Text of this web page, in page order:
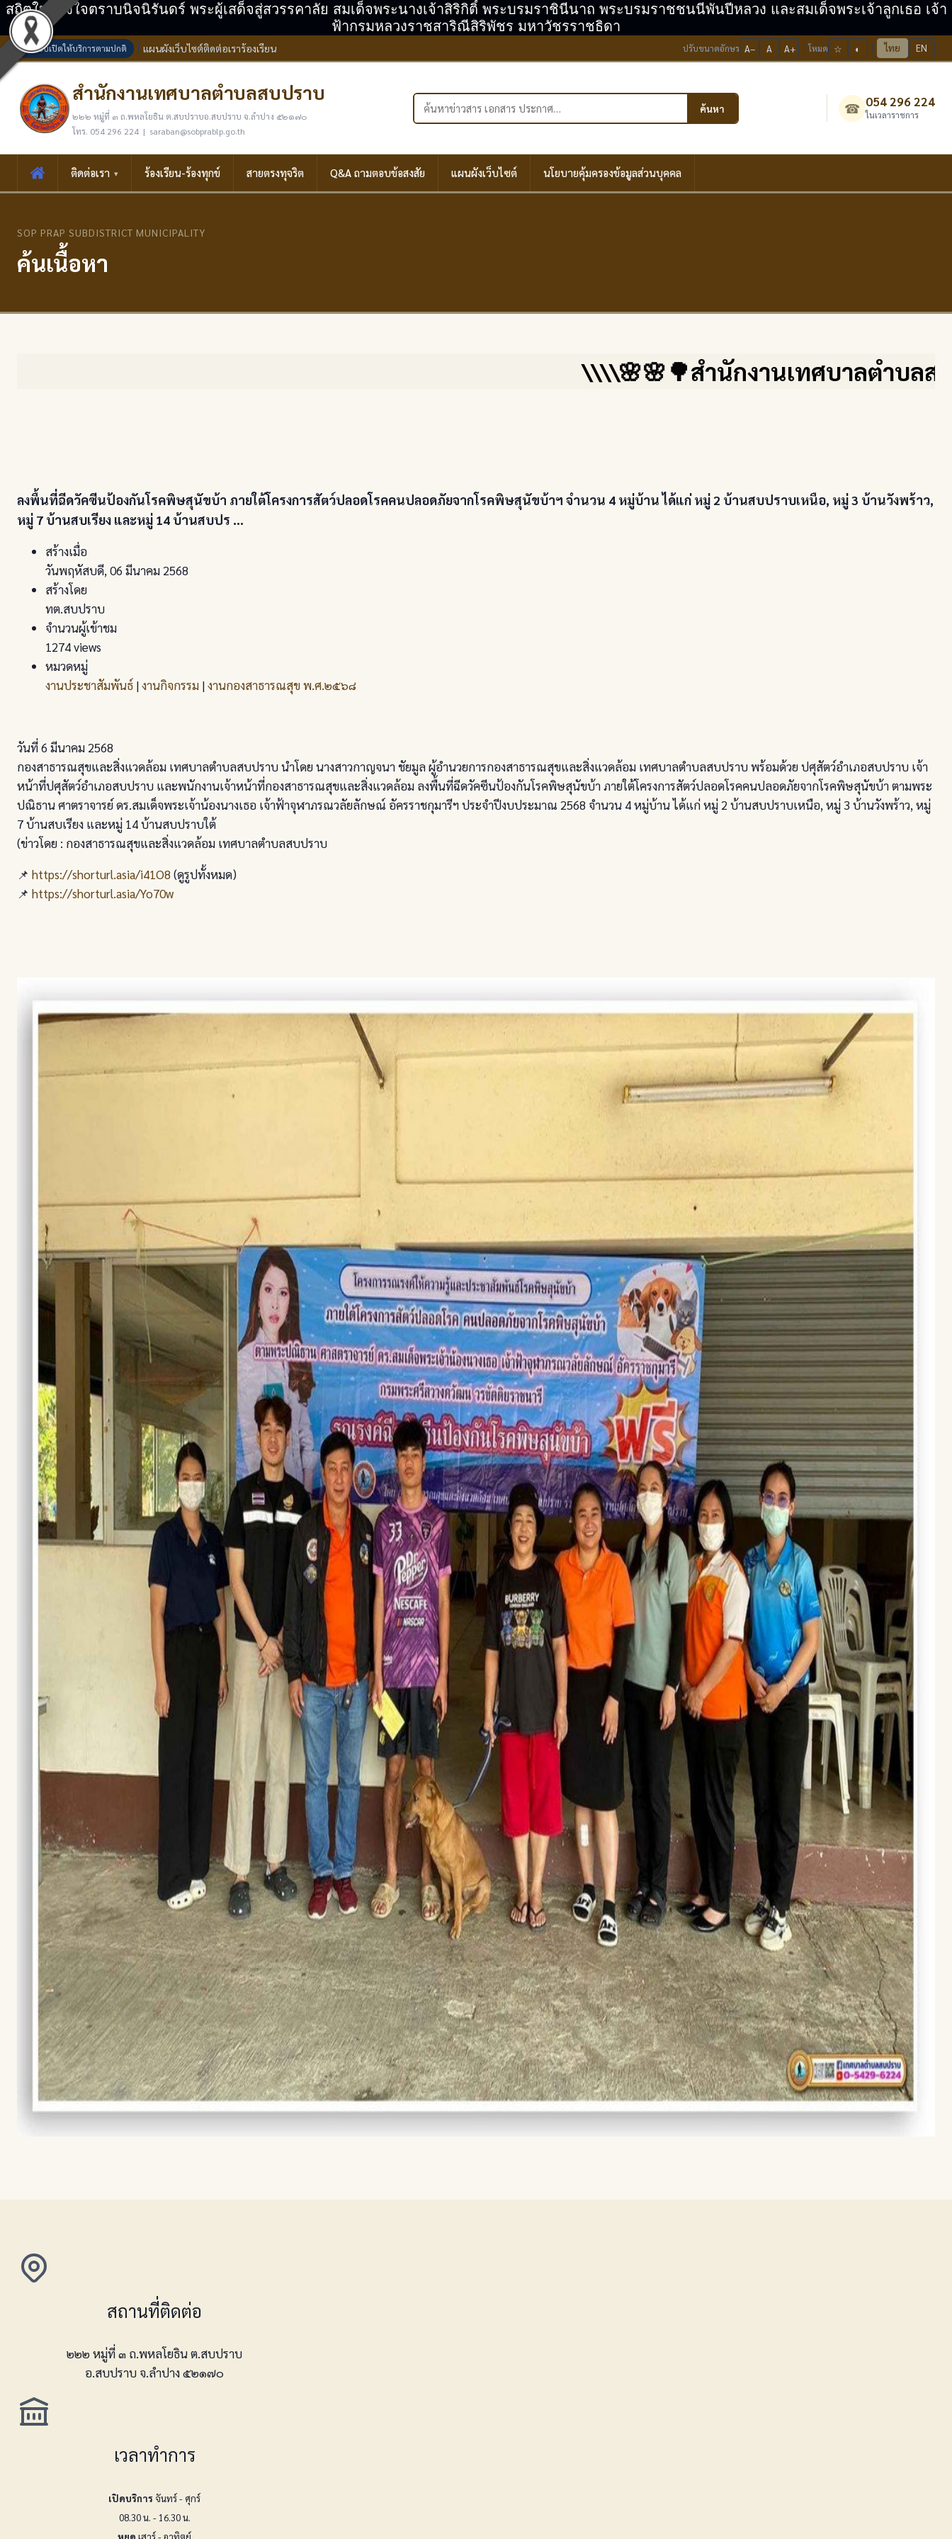
สถิตในดวงใจตราบนิจนิรันดร์ พระผู้เสด็จสู่สวรรคาลัย สมเด็จพระนางเจ้าสิริกิติ์ พระบรมราชินีนาถ พระบรมราชชนนีพันปีหลวง และสมเด็จพระเจ้าลูกเธอ เจ้า
ฟ้ากรมหลวงราชสาริณีสิริพัชร มหาวัชรราชธิดา
ระบบเปิดให้บริการตามปกติ แผนผังเว็บไซต์ติดต่อเราร้องเรียน ปรับขนาดอักษร A− A A+ โหมด ☆ ◐ ไทย EN
สำนักงานเทศบาลตำบลสบปราบ
๒๒๒ หมู่ที่ ๓ ถ.พหลโยธิน ต.สบปราบอ.สบปราบ จ.ลำปาง ๕๒๑๗๐
โทร. 054 296 224 | saraban@sobprablp.go.th
ค้นหาในเว็บไซต์ ค้นหา ☎ 054 296 224
ในเวลาราชการ
ติดต่อเรา ร้องเรียน-ร้องทุกข์ สายตรงทุจริต Q&A ถามตอบข้อสงสัย แผนผังเว็บไซต์ นโยบายคุ้มครองข้อมูลส่วนบุคคล
SOP PRAP SUBDISTRICT MUNICIPALITY
ค้นเนื้อหา
\\\\🌸🌸🌳สำนักงานเทศบาลตำบลสบปราบ
ลงพื้นที่ฉีดวัคซีนป้องกันโรคพิษสุนัขบ้า ภายใต้โครงการสัตว์ปลอดโรคคนปลอดภัยจากโรคพิษสุนัขบ้าฯ จำนวน 4 หมู่บ้าน ได้แก่ หมู่ 2 บ้านสบปราบเหนือ, หมู่ 3 บ้านวังพร้าว,
หมู่ 7 บ้านสบเรียง และหมู่ 14 บ้านสบปร ...
สร้างเมื่อ
วันพฤหัสบดี, 06 มีนาคม 2568
สร้างโดย
ทต.สบปราบ
จำนวนผู้เข้าชม
1274 views
หมวดหมู่
งานประชาสัมพันธ์ |งานกิจกรรม |งานกองสาธารณสุข พ.ศ.๒๕๖๘
วันที่ 6 มีนาคม 2568
กองสาธารณสุขและสิ่งแวดล้อม เทศบาลตำบลสบปราบ นำโดย นางสาวกาญจนา ชัยมูล ผู้อำนวยการกองสาธารณสุขและสิ่งแวดล้อม เทศบาลตำบลสบปราบ พร้อมด้วย ปศุสัตว์อำเภอสบปราบ เจ้า
หน้าที่ปศุสัตว์อำเภอสบปราบ และพนักงานเจ้าหน้าที่กองสาธารณสุขและสิ่งแวดล้อม ลงพื้นที่ฉีดวัคซีนป้องกันโรคพิษสุนัขบ้า ภายใต้โครงการสัตว์ปลอดโรคคนปลอดภัยจากโรคพิษสุนัขบ้า ตามพระ
ปณิธาน ศาตราจารย์ ดร.สมเด็จพระเจ้าน้องนางเธอ เจ้าฟ้าจุฬาภรณวลัยลักษณ์ อัครราชกุมารีฯ ประจำปีงบประมาณ 2568 จำนวน 4 หมู่บ้าน ได้แก่ หมู่ 2 บ้านสบปราบเหนือ, หมู่ 3 บ้านวังพร้าว, หมู่
7 บ้านสบเรียง และหมู่ 14 บ้านสบปราบใต้
(ข่าวโดย : กองสาธารณสุขและสิ่งแวดล้อม เทศบาลตำบลสบปราบ
📌 https://shorturl.asia/i41O8 (ดูรูปทั้งหมด)
📌 https://shorturl.asia/Yo70w
สถานที่ติดต่อ
๒๒๒ หมู่ที่ ๓ ถ.พหลโยธิน ต.สบปราบ
อ.สบปราบ จ.ลำปาง ๕๒๑๗๐
เวลาทำการ
เปิดบริการ จันทร์ - ศุกร์
08.30 น. - 16.30 น.
หยุด เสาร์ - อาทิตย์